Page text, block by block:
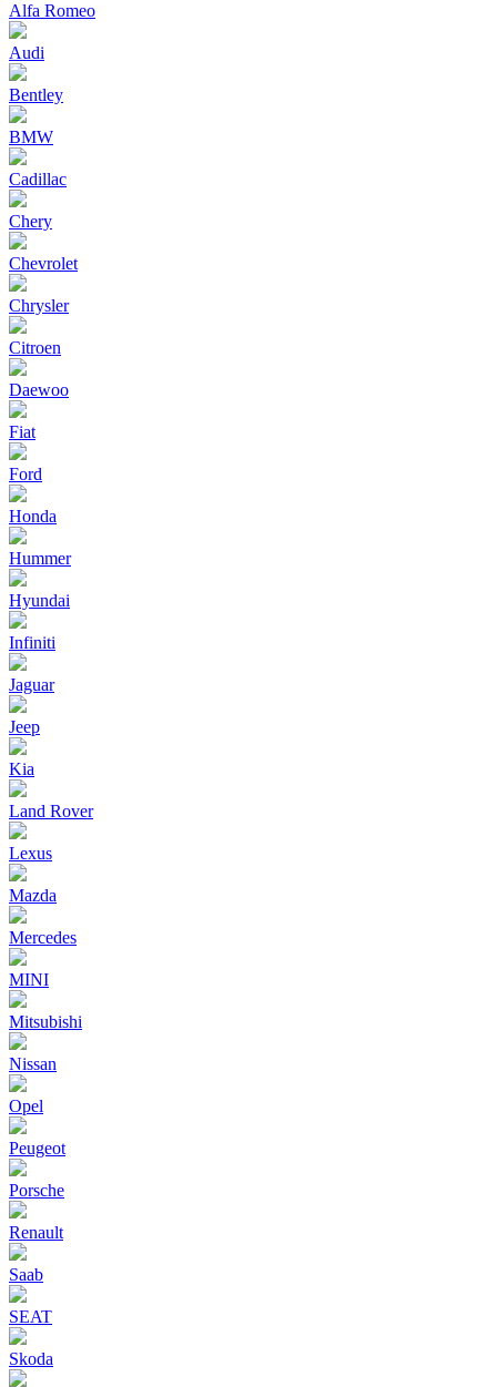
Alfa Romeo
Audi
Bentley
BMW
Cadillac
Chery
Chevrolet
Chrysler
Citroen
Daewoo
Fiat
Ford
Honda
Hummer
Hyundai
Infiniti
Jaguar
Jeep
Kia
Land Rover
Lexus
Mazda
Mercedes
MINI
Mitsubishi
Nissan
Opel
Peugeot
Porsche
Renault
Saab
SEAT
Skoda